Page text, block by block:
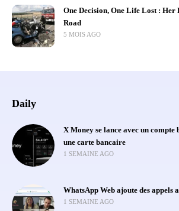
One Decision, One Life Lost : Her
Road
5 MOIS AGO
Daily
X Money se lance avec un
une carte bancaire
1 SEMAINE AGO
WhatsApp Web ajoute des appels
1 SEMAINE AGO